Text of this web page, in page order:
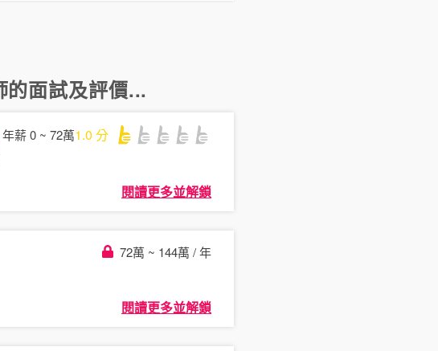
的面試及評價...
年薪 0 ~ 72萬1.0 分
閱讀更多並解鎖
72萬 ~ 144萬 / 年
閱讀更多並解鎖